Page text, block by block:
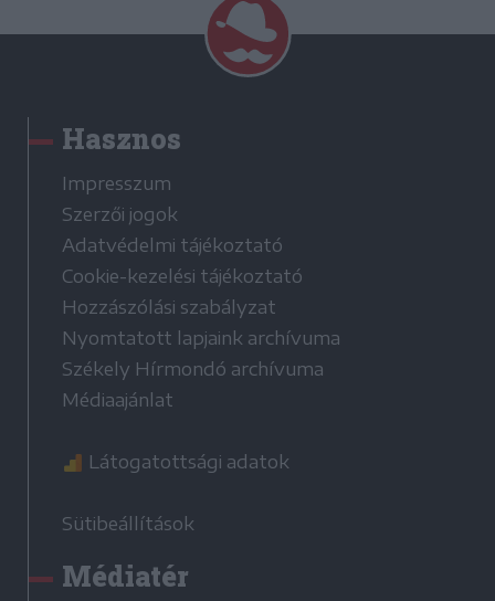
Hasznos
Impresszum
Szerzői jogok
Adatvédelmi tájékoztató
Cookie-kezelési tájékoztató
Hozzászólási szabályzat
Nyomtatott lapjaink archívuma
Székely Hírmondó archívuma
Médiaajánlat
Látogatottsági adatok
Sütibeállítások
Médiatér